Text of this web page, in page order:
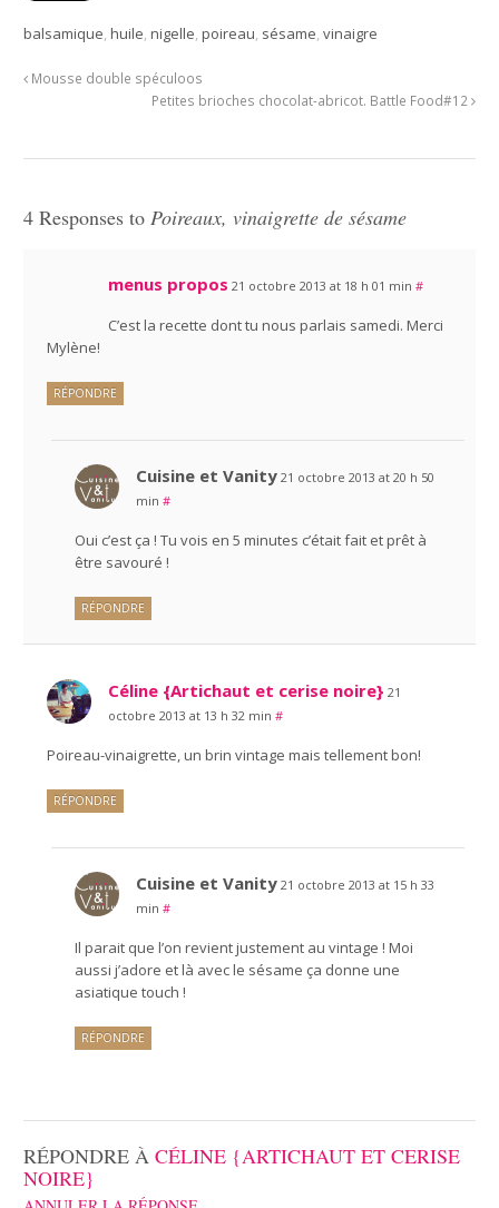
balsamique,huile,nigelle,poireau, sésame,vinaigre
Mousse double spéculoos
Petites brioches chocolat-abricot. Battle Food#12
4 Responses toPoireaux, vinaigrette de sésame
menus propos 21 octobre 2013 at 18 h 01 min #
C’est la recette dont tu nous parlais samedi. Merci
Mylène!
RÉPONDRE
Cuisine et Vanity 21 octobre 2013 at 20 h 50
min #
Oui c’est ça ! Tu vois en 5 minutes c’était fait et prêt à
être savouré !
RÉPONDRE
Céline {Artichaut et cerise noire} 21
octobre 2013 at 13 h 32 min #
Poireau-vinaigrette, un brin vintage mais tellement bon!
RÉPONDRE
Cuisine et Vanity 21 octobre 2013 at 15 h 33
min #
Il parait que l’on revient justement au vintage ! Moi
aussi j’adore et là avec le sésame ça donne une
asiatique touch !
RÉPONDRE
RÉPONDRE ÀCÉLINE {ARTICHAUT ET CERISE
NOIRE}